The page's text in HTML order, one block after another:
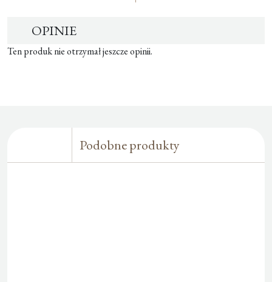
OPINIE
Ten produk nie otrzymał jeszcze opinii.
Podobne produkty